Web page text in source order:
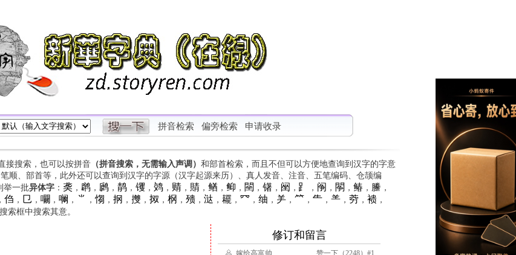
拼音检索 偏旁检索 申请收录
接搜索，也可以按拼音（拼音搜索，无需输入声调） 和部首检索，而且不但可以方便地查询到汉字的字意
顺、部首等，此外还可以查询到汉字的字源（汉字起源来历）、真人发音、注音、五笔编码、仓颉编
举一批异体字： 䶮 ， 䴙， 䴘， 䴖， 䦆， 䴔， 䞍， 䝼， 䲡 ， 䲟 ， 䦟 ， 䦃， 䦷 ， ⻊ ， 䦶 ， 䦛 ， 䲠 ， 䲢 ，
， 㑇 ， 㔾 ， 㘚 ， 㘎 ， ⺌ ， 㥮 ， 㧏 ， 㩳， 㧐 ， 㭎 ， 㱮， 㳠 ， 䎱 ， ⺳ ， 䌷 ， ⺶， ⺮ ， ⺧， ⺷， 䓖， 䙌，
索框中搜索其意。